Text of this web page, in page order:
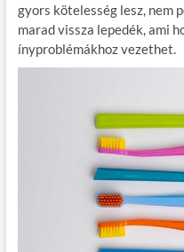
gyors kötelesség lesz, nem
marad vissza lepedék, ami
ínyproblémákhoz vezethet.